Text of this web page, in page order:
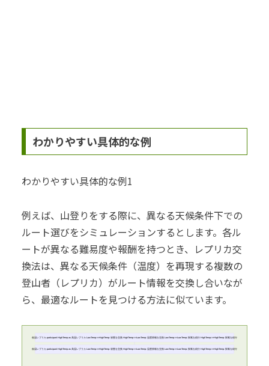
わかりやすい具体的な例
わかりやすい具体的な例1
例えば、山登りをする際に、異なる天候条件下での
ルート選びをシミュレーションするとします。各ル
ートが異なる難易度や報酬を持つとき、レプリカ交
換法は、異なる天候条件（温度）を再現する複数の
登山者（レプリカ）がルート情報を交換し合いなが
ら、最適なルートを見つける方法に似ています。
低温レプリカ participant HighTemp as 高温レプリカ LowTemp->>HighTemp: 状態を交換 HighTemp->>LowTemp: 温度情報を交換 LowTemp->>LowTemp: 探索を続行 HighTemp->>HighTemp: 探索を続行
低温レプリカ participant HighTemp as 高温レプリカ LowTemp->>HighTemp: 状態を交換 HighTemp->>LowTemp: 温度情報を交換 LowTemp->>LowTemp: 探索を続行 HighTemp->>HighTemp: 探索を続行